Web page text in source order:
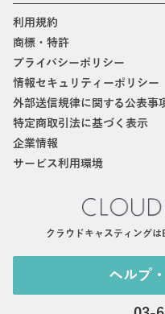
利用規約
商標・特許
プライバシーポリシー
情報セキュリティーポリシー
外部送信規律に関する公表事
特定商取引法に基づく表示
企業情報
サービス利用環境
クラウドキャスティング
ヘルプ